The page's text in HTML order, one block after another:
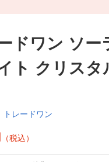
ドワン ソ
ト クリスタ
トレードワン
（税込）